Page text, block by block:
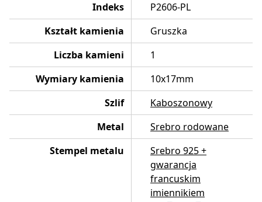
Indeks
P2606-PL
Kształt kamienia
Gruszka
Liczba kamieni
1
Wymiary kamienia
10x17mm
Szlif
Kaboszonowy
Metal
Srebro rodowane
Stempel metalu
Srebro 925 +
gwarancja
francuskim
imiennikiem